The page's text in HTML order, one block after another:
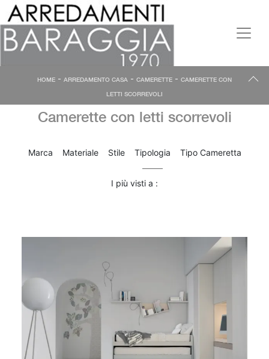
HOME - ARREDAMENTO CASA - CAMERETTE - CAMERETTE CON
LETTI SCORREVOLI
Camerette con letti scorrevoli
Marca Materiale Stile Tipologia Tipo Cameretta
I più visti a :